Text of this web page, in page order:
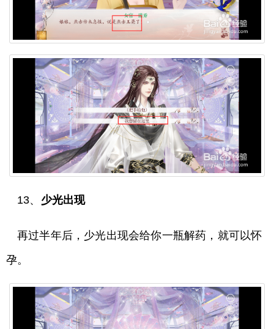
13、 少光出现
再过半年后，少光出现会给你一瓶解药，就可以怀
孕。